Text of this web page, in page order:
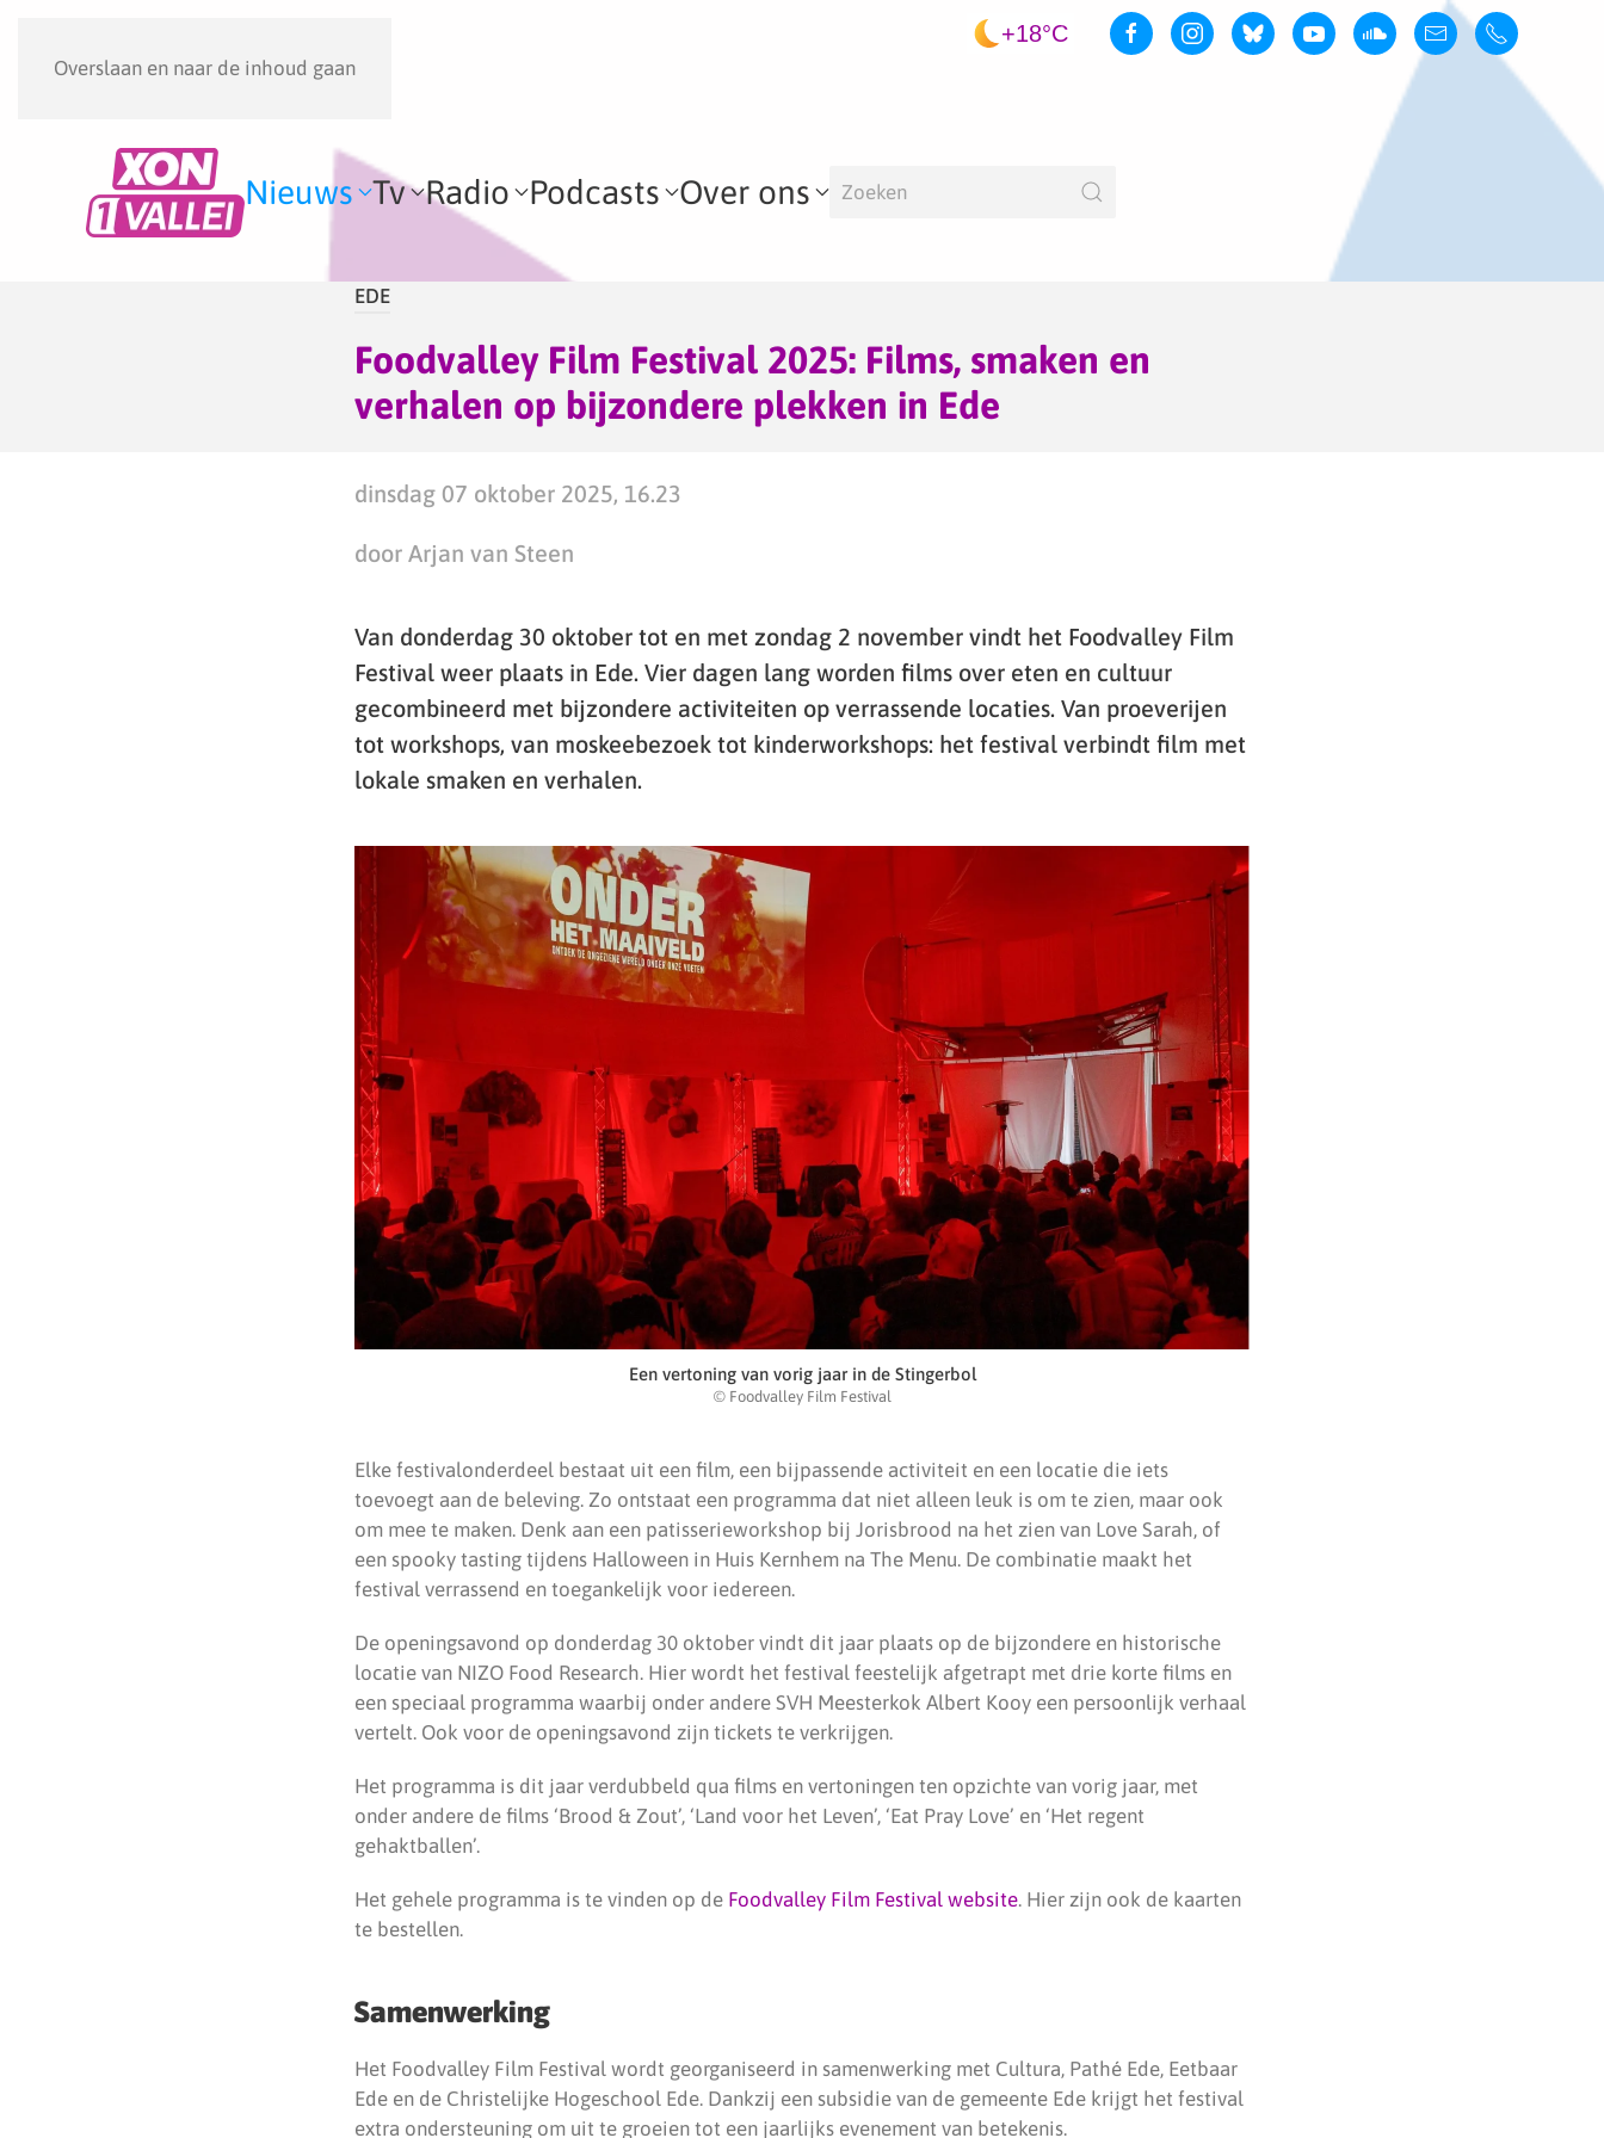
Overslaan en naar de inhoud gaan
+18°C
Nieuws Tv Radio Podcasts Over ons
EDE
Foodvalley Film Festival 2025: Films, smaken en
verhalen op bijzondere plekken in Ede
dinsdag 07 oktober 2025, 16.23
door Arjan van Steen
Van donderdag 30 oktober tot en met zondag 2 november vindt het Foodvalley Film
Festival weer plaats in Ede. Vier dagen lang worden films over eten en cultuur
gecombineerd met bijzondere activiteiten op verrassende locaties. Van proeverijen
tot workshops, van moskeebezoek tot kinderworkshops: het festival verbindt film met
lokale smaken en verhalen.
Een vertoning van vorig jaar in de Stingerbol
© Foodvalley Film Festival
Elke festivalonderdeel bestaat uit een film, een bijpassende activiteit en een locatie die iets
toevoegt aan de beleving. Zo ontstaat een programma dat niet alleen leuk is om te zien, maar ook
om mee te maken. Denk aan een patisserieworkshop bij Jorisbrood na het zien van Love Sarah, of
een spooky tasting tijdens Halloween in Huis Kernhem na The Menu. De combinatie maakt het
festival verrassend en toegankelijk voor iedereen.
De openingsavond op donderdag 30 oktober vindt dit jaar plaats op de bijzondere en historische
locatie van NIZO Food Research. Hier wordt het festival feestelijk afgetrapt met drie korte films en
een speciaal programma waarbij onder andere SVH Meesterkok Albert Kooy een persoonlijk verhaal
vertelt. Ook voor de openingsavond zijn tickets te verkrijgen.
Het programma is dit jaar verdubbeld qua films en vertoningen ten opzichte van vorig jaar, met
onder andere de films ‘Brood & Zout’, ‘Land voor het Leven’, ‘Eat Pray Love’ en ‘Het regent
gehaktballen’.
Het gehele programma is te vinden op de Foodvalley Film Festival website. Hier zijn ook de kaarten
te bestellen.
Samenwerking
Het Foodvalley Film Festival wordt georganiseerd in samenwerking met Cultura, Pathé Ede, Eetbaar
Ede en de Christelijke Hogeschool Ede. Dankzij een subsidie van de gemeente Ede krijgt het festival
extra ondersteuning om uit te groeien tot een jaarlijks evenement van betekenis.